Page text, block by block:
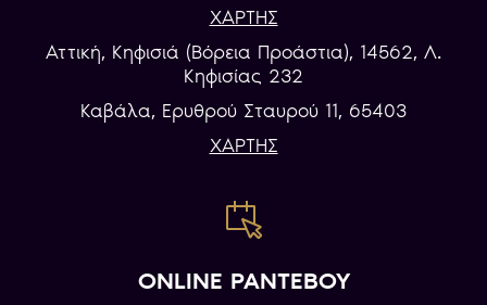
ΧΑΡΤΗΣ
Αττική, Κηφισιά (Βόρεια Προάστια), 14562, Λ.
Κηφισίας 232
Καβάλα, Eρυθρού Σταυρού 11, 65403
ΧΑΡΤΗΣ
ONLINE ΡΑΝΤΕΒΟΥ